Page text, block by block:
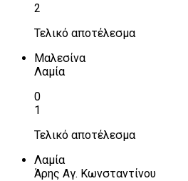
2
Τελικό αποτέλεσμα
Μαλεσίνα
Λαμία
0
1
Τελικό αποτέλεσμα
Λαμία
Άρης Αγ. Κωνσταντίνου